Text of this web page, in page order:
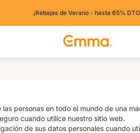
¡Rebajas de Verano - hasta 65%
personas en todo el mundo de una
cuando utilice nuestro sitio web.
de sus datos personales cuando